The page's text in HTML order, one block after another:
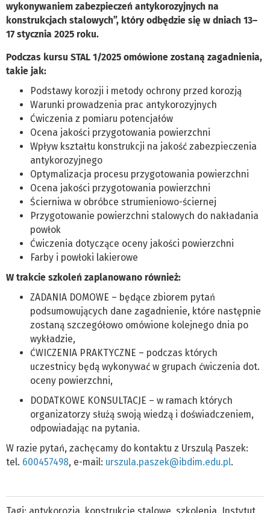
wykonywaniem zabezpieczeń antykorozyjnych na
konstrukcjach stalowych”, który odbędzie się w dniach 13–
17 stycznia 2025 roku.
Podczas kursu STAL 1/2025 omówione zostaną zagadnienia,
takie jak:
Podstawy korozji i metody ochrony przed korozją
Warunki prowadzenia prac antykorozyjnych
Ćwiczenia z pomiaru potencjałów
Ocena jakości przygotowania powierzchni
Wpływ kształtu konstrukcji na jakość zabezpieczenia
antykorozyjnego
Optymalizacja procesu przygotowania powierzchni
Ocena jakości przygotowania powierzchni
Ścierniwa w obróbce strumieniowo-ściernej
Przygotowanie powierzchni stalowych do nakładania
powłok
Ćwiczenia dotyczące oceny jakości powierzchni
Farby i powłoki lakierowe
W trakcie szkoleń zaplanowano również:
ZADANIA DOMOWE – będące zbiorem pytań
podsumowujących dane zagadnienie, które następnie
zostaną szczegółowo omówione kolejnego dnia po
wykładzie,
ĆWICZENIA PRAKTYCZNE – podczas których
uczestnicy będą wykonywać w grupach ćwiczenia dot.
oceny powierzchni,
DODATKOWE KONSULTACJE – w ramach których
organizatorzy służą swoją wiedzą i doświadczeniem,
odpowiadając na pytania.
W razie pytań, zachęcamy do kontaktu z Urszulą Paszek:
tel. 600457498, e-mail: urszula.paszek@ibdim.edu.pl.